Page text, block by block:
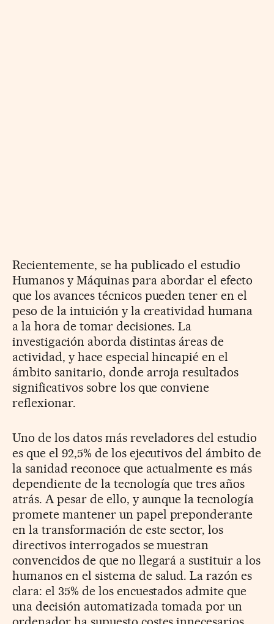
Recientemente, se ha publicado el estudio
Humanos y Máquinas para abordar el efecto
que los avances técnicos pueden tener en el
peso de la intuición y la creatividad humana
a la hora de tomar decisiones. La
investigación aborda distintas áreas de
actividad, y hace especial hincapié en el
ámbito sanitario, donde arroja resultados
significativos sobre los que conviene
reflexionar.
Uno de los datos más reveladores del estudio
es que el 92,5% de los ejecutivos del ámbito de
la sanidad reconoce que actualmente es más
dependiente de la tecnología que tres años
atrás. A pesar de ello, y aunque la tecnología
promete mantener un papel preponderante
en la transformación de este sector, los
directivos interrogados se muestran
convencidos de que no llegará a sustituir a los
humanos en el sistema de salud. La razón es
clara: el 35% de los encuestados admite que
una decisión automatizada tomada por un